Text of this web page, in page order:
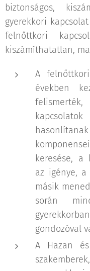
biztonságos,
gyerekkori
felnőttkori
kiszámíthatatlan,
A
években
keresése, a
az igénye, a
másik
során
gondozóval
A Hazan